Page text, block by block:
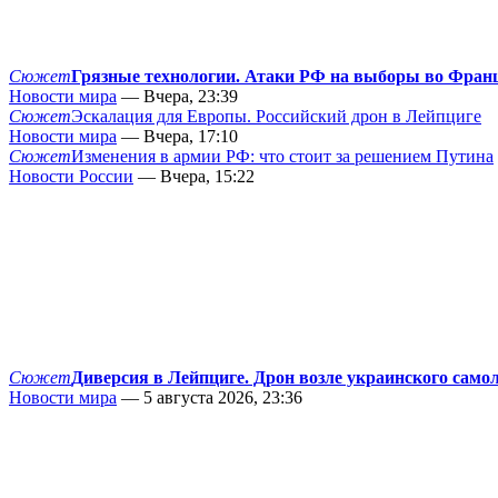
СюжетГрязные технологии. Атаки РФ на выборы во
Новости мира — Вчера, 23:39
СюжетЭскалация для Европы. Российский дрон в Лейпциге
Новости мира — Вчера, 17:10
СюжетИзменения в армии РФ: что стоит за решением Путина
Новости России — Вчера, 15:22
СюжетДиверсия в Лейпциге. Дрон возле украинского
Новости мира — 5 августа 2026, 23:36